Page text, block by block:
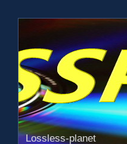
Lossless-planet